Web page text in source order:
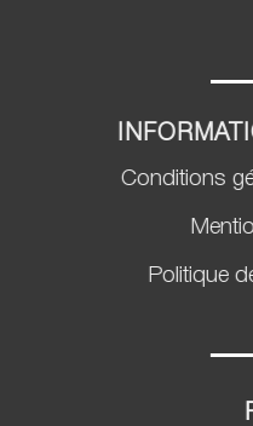
Conditions
Politique